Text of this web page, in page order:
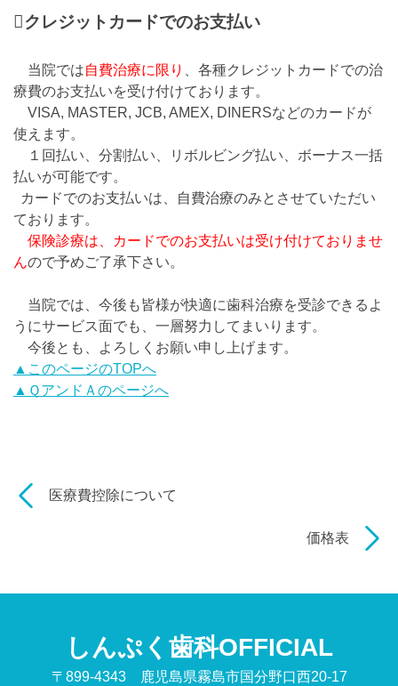
 クレジットカードでのお支払い
当院では自費治療に限り
、各種クレジットカードでの治
療費のお支払いを受け付けております。
VISA, MASTER, JCB, AMEX, DINERSなどのカードが
使えます。
１回払い、分割払い、リボルビング払い、ボーナス一括
払いが可能です。
カードでのお支払いは、自費治療のみとさせていただい
ております。
保険診療は、カードでのお支払いは受け付けておりませ
んので予めご了承下さい。
当院では、今後も皆様が快適に歯科治療を受診できるよ
うにサービス面でも、一層努力してまいります。
今後とも、よろしくお願い申し上げます。
▲このページのTOPへ
▲ＱアンドＡのページへ
医療費控除について
価格表
しんぷく歯科OFFICIAL
〒899-4343 鹿児島県霧島市国分野口西20-17